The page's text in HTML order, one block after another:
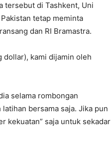
tersebut di Tashkent, Uni
tetap meminta
dan RI Bramastra.
dollar), kami dijamin oleh
selama rombongan
bersama saja. Jika pun
kekuatan” saja untuk sekadar